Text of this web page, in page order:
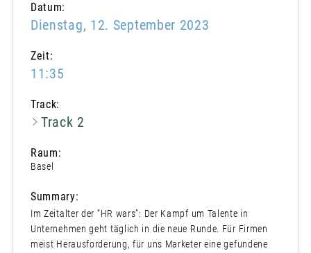
Datum:
Dienstag, 12. September 2023
Zeit:
11:35
Track:
Track 2
Raum:
Basel
Summary:
Im Zeitalter der “HR wars”: Der Kampf um Talente in
Unternehmen geht täglich in die neue Runde. Für Firmen
meist Herausforderung, für uns Marketer eine gefundene